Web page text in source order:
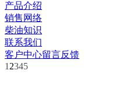
产品介绍
销售网络
柴油知识
联系我们
客户中心留言反馈
1 2345